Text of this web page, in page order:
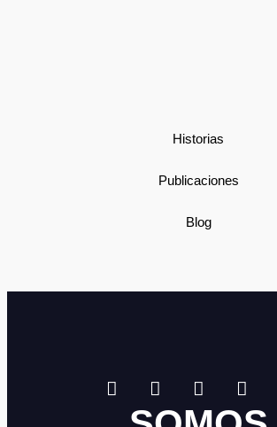
Historias
Publicaciones
Blog